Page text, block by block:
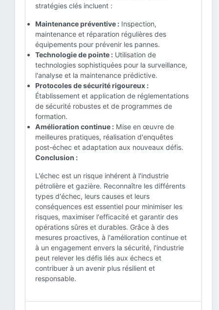
stratégies clés incluent :
Maintenance préventive : Inspection,
maintenance et réparation régulières des
équipements pour prévenir les pannes.
Technologie de pointe : Utilisation de
technologies sophistiquées pour la surveillance,
l'analyse et la maintenance prédictive.
Protocoles de sécurité rigoureux :
Établissement et application de réglementations
de sécurité robustes et de programmes de
formation.
Amélioration continue : Mise en œuvre de
meilleures pratiques, réalisation d'enquêtes
post-échec et adaptation aux nouveaux défis.
Conclusion :
L'échec est un risque inhérent à l'industrie
pétrolière et gazière. Reconnaître les différents
types d'échec, leurs causes et leurs
conséquences est essentiel pour minimiser les
risques, maximiser l'efficacité et garantir des
opérations sûres et durables. Grâce à des
mesures proactives, à l'amélioration continue et
à un engagement envers la sécurité, l'industrie
peut relever les défis liés aux échecs et
contribuer à un avenir plus résilient et
responsable.